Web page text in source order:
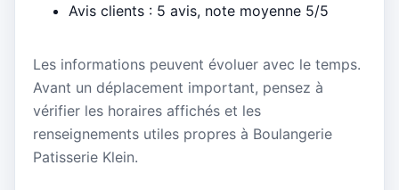
Avis clients : 5 avis, note moyenne 5/5
Les informations peuvent évoluer avec le temps.
Avant un déplacement important, pensez à
vérifier les horaires affichés et les
renseignements utiles propres à Boulangerie
Patisserie Klein.